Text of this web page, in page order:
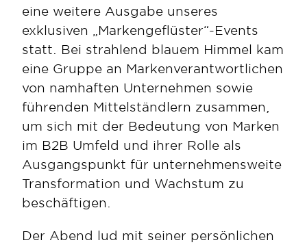
eine weitere Ausgabe unseres
exklusiven „Markengeflüster“-Events
statt. Bei strahlend blauem Himmel kam
eine Gruppe an Markenverantwortlichen
von namhaften Unternehmen sowie
führenden Mittelständlern zusammen,
um sich mit der Bedeutung von Marken
im B2B Umfeld und ihrer Rolle als
Ausgangspunkt für unternehmensweite
Transformation und Wachstum zu
beschäftigen.
Der Abend lud mit seiner persönlichen